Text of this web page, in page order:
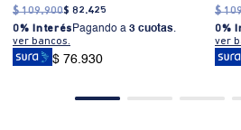
$ 109.900$ 82.425
0% Interés Pagando a 3 cuotas.
ver bancos.
$ 76.930
$
0%
ver